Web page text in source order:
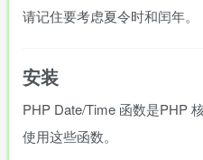
请记住要考虑夏令时和闰年。
安装
PHP Date/Time 函数是PHP
使用这些函数。